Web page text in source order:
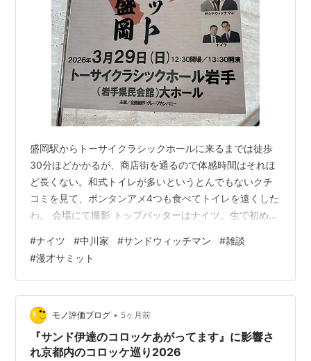
盛岡駅からトーサイクラシックホールに来るまでは徒歩
30分ほどかかるが、商店街を通るので体感時間はそれほ
ど長くない。和式トイレが多いというとんでもないクチ
コミを見て、ボンタンアメ4つも食べてトイレを遠くした
わ。 会場にて撮影 トップバッターはナイツ。生で初めて
リズムが違うわね。ナイツのほうが緩やかに感じる。
「SMAP解散の真相」などを披露するも目新しい情報が無
いと突っ込まれ、舞台袖から指示されて言わされた体で
下ネタを言う。麻薬芸能人がもれなく登場する漫才を披
露。これをTHE MANZAIで披露したところ全カットとな
ったらしい。 2組目はサンドウィ…
#ナイツ #中川家 #サンドウィッチマン #雑談
#漫才サミット
モノ評価ブログ • 5ヶ月前
『サンド伊達のコロッケあがってます』に影響さ
れ京都内のコロッケ巡り2026